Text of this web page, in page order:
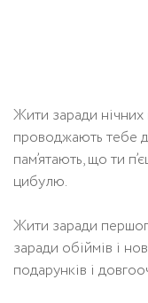
Жити заради
проводжають тебе
пам’ятають, що ти
цибулю.
Жити заради
заради обіймів і
подарунків і